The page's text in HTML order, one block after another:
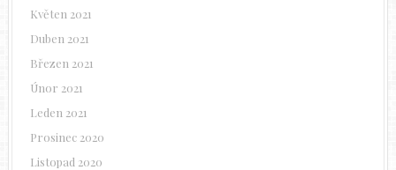
Květen 2021
Duben 2021
Březen 2021
Únor 2021
Leden 2021
Prosinec 2020
Listopad 2020